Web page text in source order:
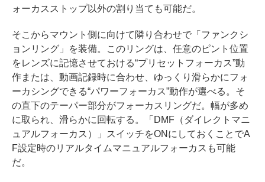
ォーカスストップ以外の割り当ても可能だ。
そこからマウント側に向けて隣り合わせで「ファンクシ
ョンリング」を装備。このリングは、任意のピント位置
をレンズに記憶させておける“プリセットフォーカス”動
作または、動画記録時に合わせ、ゆっくり滑らかにフォ
ーカシングできる“パワーフォーカス”動作が選べる。そ
の直下のテーパー部分がフォーカスリングだ。幅が多め
に取られ、滑らかに回転する。「DMF（ダイレクトマニ
ュアルフォーカス）」スイッチをONにしておくことでA
F設定時のリアルタイムマニュアルフォーカスも可能
だ。